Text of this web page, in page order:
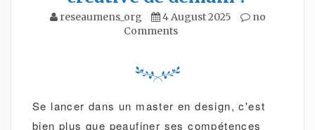
reseaumens_org 4 August 2025
no
Comments
Se lancer dans un master en design, c'est
bien plus que peaufiner ses compétences